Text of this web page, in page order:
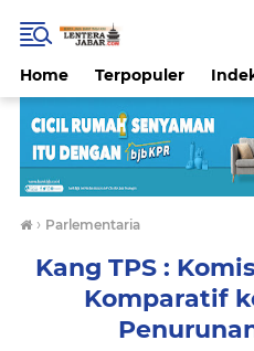
Home Terpopuler
› Parlementaria
Kang TPS :
Komparatif